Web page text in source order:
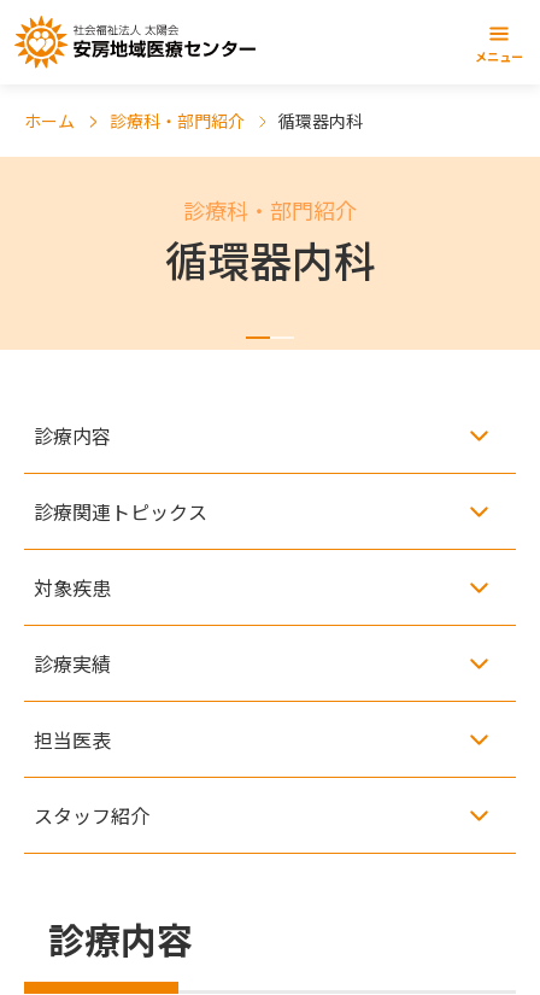
メニュー
ホーム 診療科・部門紹介 循環器内科
診療科・部門紹介
循環器内科
診療内容
診療関連トピックス
対象疾患
診療実績
担当医表
スタッフ紹介
診療内容